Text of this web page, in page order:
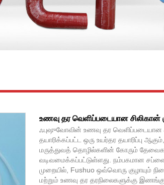
உணவு தர வெளிப்படையான சிலிகான்
ஃபுஷுவோவின் உணவு தர வெளிப்படையான
தயாரிக்கப்பட்ட ஒரு உயர்தர தயாரிப்பு
மருத்துவத் தொழில்களின் கோரும்
வடிவமைக்கப்பட்டுள்ளது. நம்பகமான
முறையில், Fushuo ஒவ்வொரு குழாயும்
மற்றும் உணவு தர தரநிலைகளுக்கு